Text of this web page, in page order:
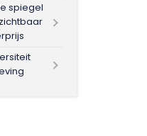
spiegel